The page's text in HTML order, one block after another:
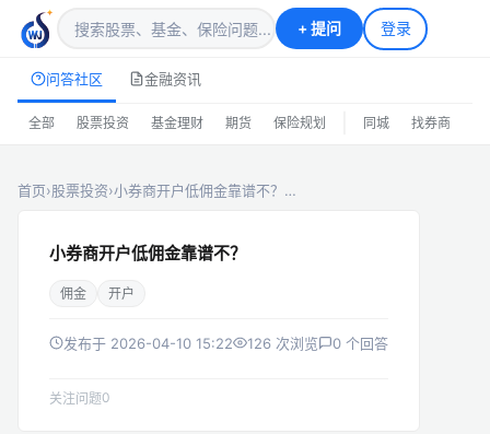
+提问 登录
问答社区 金融资讯
全部 股票投资 基金理财 期货 保险规划 同城 找券商
首页›股票投资›小券商开户低佣金靠谱不？…
小券商开户低佣金靠谱不？
佣金 开户
发布于 2026-04-10 15:22 126 次浏览 0 个回答
关注问题0